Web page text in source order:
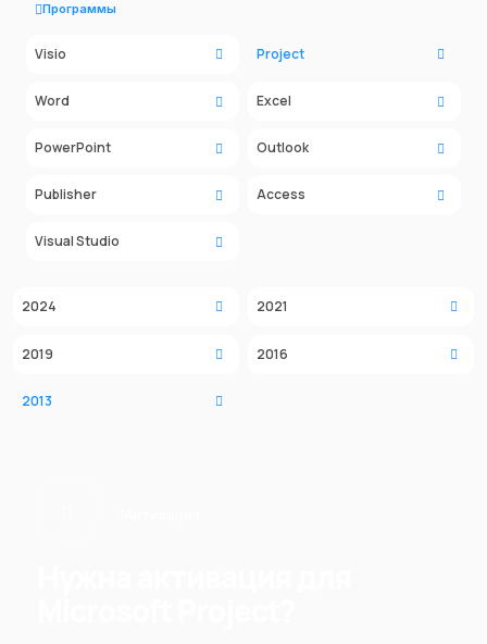
Программы
Visio Project
Word Excel
PowerPoint Outlook
Publisher Access
Visual Studio
2024 2021
2019 2016
2013